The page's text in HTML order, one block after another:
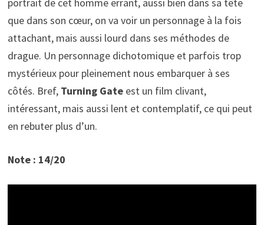
que dans son cœur, on va voir un personnage à la fois
attachant, mais aussi lourd dans ses méthodes de
drague. Un personnage dichotomique et parfois trop
mystérieux pour pleinement nous embarquer à ses
côtés. Bref, Turning Gateest un film clivant,
intéressant, mais aussi lent et contemplatif, ce qui peut
en rebuter plus d’un.
Note : 14/20